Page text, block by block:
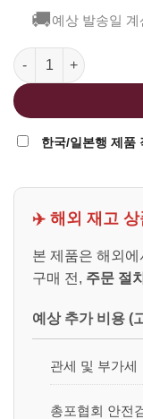
🚚예상 발송일
SRC MP40 전동건용
한국/일본행 제품
✈️ 해외 재고 상
본 제품은 해외
구매 전, 주문 절
예상 추가 비용 (
관세 및 부가세
총포협회 안전